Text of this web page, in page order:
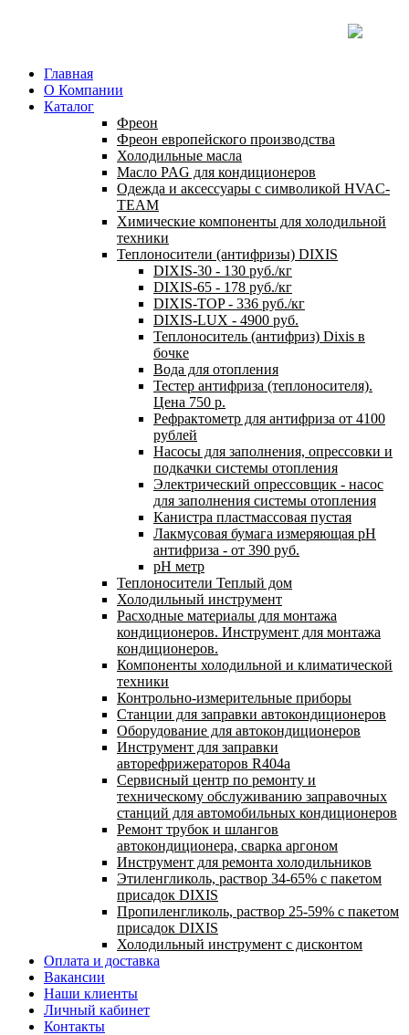
Главная
О Компании
Каталог
Фреон
Фреон европейского производства
Холодильные масла
Масло PAG для кондиционеров
Одежда и аксессуары с символикой HVAC-
TEAM
Химические компоненты для холодильной
техники
Теплоносители (антифризы) DIXIS
DIXIS-30 - 130 руб./кг
DIXIS-65 - 178 руб./кг
DIXIS-ТОP - 336 руб./кг
DIXIS-LUX - 4900 руб.
Теплоноситель (антифриз) Dixis в
бочке
Вода для отопления
Тестер антифриза (теплоносителя).
Цена 750 р.
Рефрактометр для антифриза от 4100
рублей
Насосы для заполнения, опрессовки и
подкачки системы отопления
Электрический опрессовщик - насос
для заполнения системы отопления
Канистра пластмассовая пустая
Лакмусовая бумага измеряющая pH
антифриза - от 390 руб.
pH метр
Теплоносители Теплый дом
Холодильный инструмент
Расходные материалы для монтажа
кондиционеров. Инструмент для монтажа
кондиционеров.
Компоненты холодильной и климатической
техники
Контрольно-измерительные приборы
Станции для заправки автокондиционеров
Оборудование для автокондиционеров
Инструмент для заправки
авторефрижераторов R404a
Сервисный центр по ремонту и
техническому обслуживанию заправочных
станций для автомобильных кондиционеров
Ремонт трубок и шлангов
автокондиционера, сварка аргоном
Инструмент для ремонта холодильников
Этиленгликоль, раствор 34-65% с пакетом
присадок DIXIS
Пропиленгликоль, раствор 25-59% с пакетом
присадок DIXIS
Холодильный инструмент с дисконтом
Оплата и доставка
Вакансии
Наши клиенты
Личный кабинет
Контакты